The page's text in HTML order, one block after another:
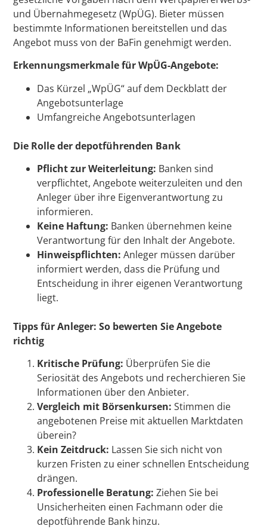
und Übernahmegesetz (WpÜG). Bieter müssen
bestimmte Informationen bereitstellen und das
Angebot muss von der BaFin genehmigt werden.
Erkennungsmerkmale für WpÜG-Angebote:
Das Kürzel „WpÜG“ auf dem Deckblatt der
Angebotsunterlage
Umfangreiche Angebotsunterlagen
Die Rolle der depotführenden Bank
Pflicht zur Weiterleitung: Banken sind
verpflichtet, Angebote weiterzuleiten und den
Anleger über ihre Eigenverantwortung zu
informieren.
Keine Haftung: Banken übernehmen keine
Verantwortung für den Inhalt der Angebote.
Hinweispflichten: Anleger müssen darüber
informiert werden, dass die Prüfung und
Entscheidung in ihrer eigenen Verantwortung
liegt.
Tipps für Anleger: So bewerten Sie Angebote
richtig
Kritische Prüfung: Überprüfen Sie die
Seriosität des Angebots und recherchieren Sie
Informationen über den Anbieter.
Vergleich mit Börsenkursen: Stimmen die
angebotenen Preise mit aktuellen Marktdaten
überein?
Kein Zeitdruck: Lassen Sie sich nicht von
kurzen Fristen zu einer schnellen Entscheidung
drängen.
Professionelle Beratung: Ziehen Sie bei
Unsicherheiten einen Fachmann oder die
depotführende Bank hinzu.